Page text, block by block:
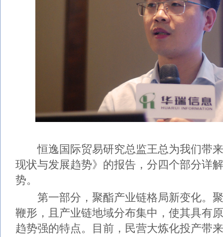
恒逸国际贸易研究总监王总为我们带来
现状与发展趋势》的报告，分四个部分详
势。
第一部分，聚酯产业链格局新变化。聚
鞭形，且产业链地域分布集中，使其具有
趋势强的特点。目前，民营大炼化投产带